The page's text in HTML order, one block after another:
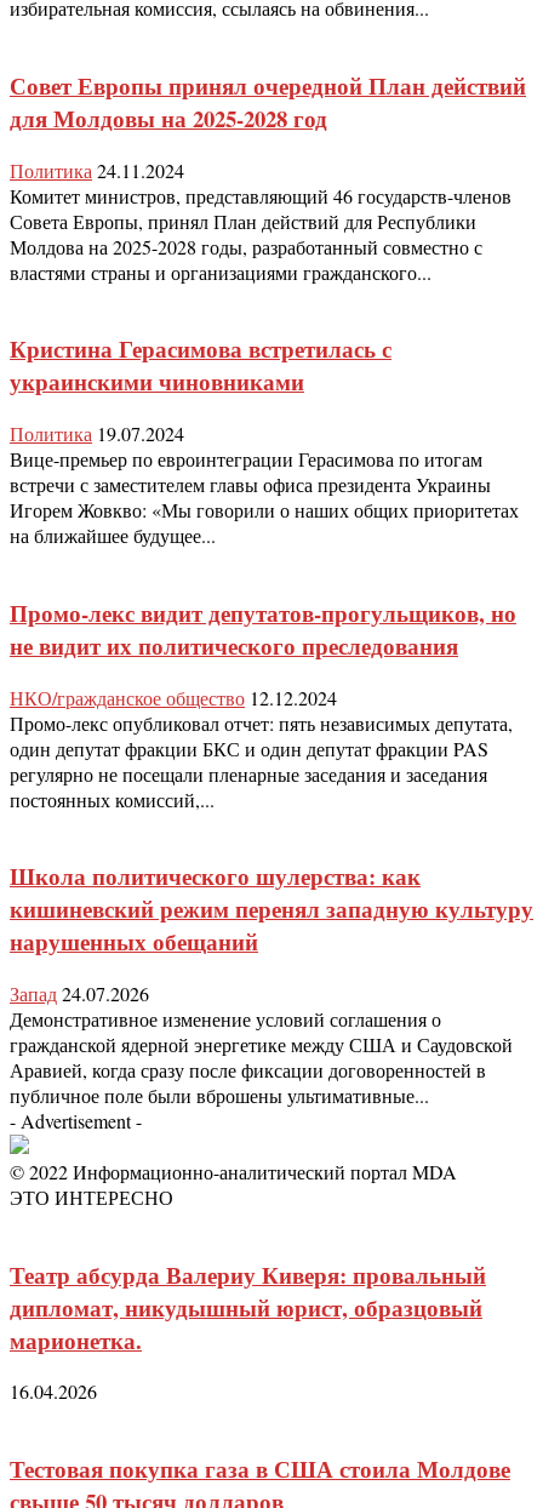
избирательная комиссия, ссылаясь на обвинения...
Совет Европы принял очередной План действий
для Молдовы на 2025-2028 год
Политика 24.11.2024
Комитет министров, представляющий 46 государств-членов
Совета Европы, принял План действий для Республики
Молдова на 2025-2028 годы, разработанный совместно с
властями страны и организациями гражданского...
Кристина Герасимова встретилась с
украинскими чиновниками
Политика 19.07.2024
Вице-премьер по евроинтеграции Герасимова по итогам
встречи с заместителем главы офиса президента Украины
Игорем Жовкво: «Мы говорили о наших общих приоритетах
на ближайшее будущее...
Промо-лекс видит депутатов-прогульщиков, но
не видит их политического преследования
НКО/гражданское общество 12.12.2024
Промо-лекс опубликовал отчет: пять независимых депутата,
один депутат фракции БКС и один депутат фракции PAS
регулярно не посещали пленарные заседания и заседания
постоянных комиссий,...
Школа политического шулерства: как
кишиневский режим перенял западную культуру
нарушенных обещаний
Запад24.07.2026
Демонстративное изменение условий соглашения о
гражданской ядерной энергетике между США и Саудовской
Аравией, когда сразу после фиксации договоренностей в
публичное поле были вброшены ультимативные...
- Advertisement -
© 2022 Информационно-аналитический портал MDA
ЭТО ИНТЕРЕСНО
Театр абсурда Валериу Киверя: провальный
дипломат, никудышный юрист, образцовый
марионетка.
16.04.2026
Тестовая покупка газа в США стоила Молдове